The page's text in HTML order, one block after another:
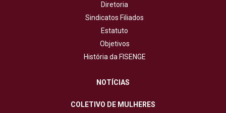
Diretoria
Sindicatos Filiados
Estatuto
Objetivos
História da FISENGE
NOTÍCIAS
COLETIVO DE MULHERES